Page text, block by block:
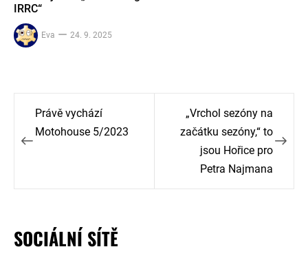
IRRC“
Eva 24. 9. 2025
Navigace
pro
Právě vychází
Motohouse 5/2023
„Vrchol sezóny na
začátku sezóny,“ to
jsou Hořice pro
Petra Najmana
SOCIÁLNÍ SÍTĚ